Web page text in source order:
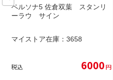
ペルソナ5 佐倉双葉 スタンリ
ーラウ サイン
マイストア在庫： 3658
税込 6000円